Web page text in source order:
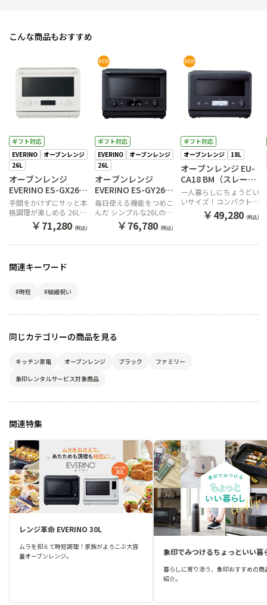
こんな商品もおすすめ
ギフト対応
EVERINO
オーブンレンジ
26L
オーブンレンジ
EVERINO ES-GX26
WA（ホワイト）
手間をかけずにサッと本
格調理が楽しめる 26Lの
オーブンレンジ
EVERINO
￥71,280 (税込)
NEW
ギフト対応
EVERINO
オーブンレンジ
26L
オーブンレンジ
EVERINO ES-GY26
BA（ブラック）
毎日使える機能をつめこ
んだ シンプルな26Lのオ
ーブンレンジ EVERINO
￥76,780 (税込)
NEW
ギフト対応
オーブンレンジ
18L
オーブンレンジ EU-
CA18 BM（スレート
ブラック）
一人暮らしにちょうどい
いサイズ！コンパクトな
18Lオーブンレンジ
￥49,280 (税込)
関連キーワード
#時短 #結婚祝い
同じカテゴリーの商品を見る
キッチン家電 オーブンレンジ ブラック
ファミリー
象印レンタルサービス対象商品
関連特集
レンジ革命 EVERINO 30L
ムラを抑えて時短調理！家族がよろこぶ大容
量オーブンレンジ。
象印でみつけるちょっといい暮
暮らしに寄り添う、象印おすすめの商
紹介。